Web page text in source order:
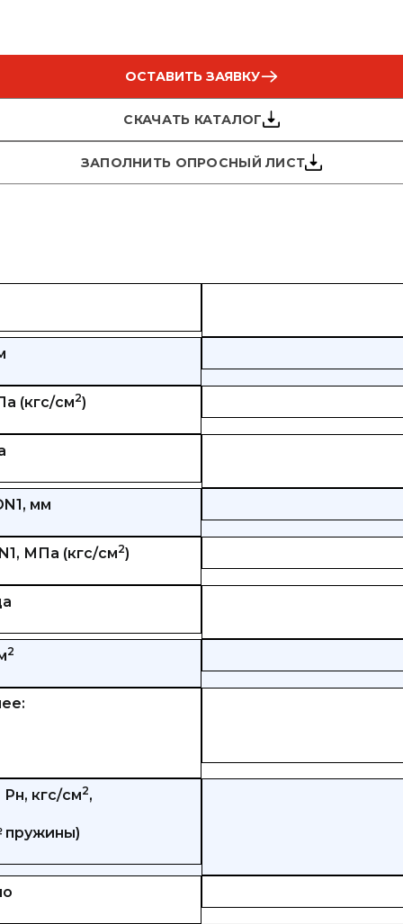
ОСТАВИТЬ ЗАЯВКУ
СКАЧАТЬ КАТАЛОГ
ЗАПОЛНИТЬ ОПРОСНЫЙ ЛИСТ
(кгс/см2)
мм
МПа (кгс/см2)
2
кгс/см2,
пружины)